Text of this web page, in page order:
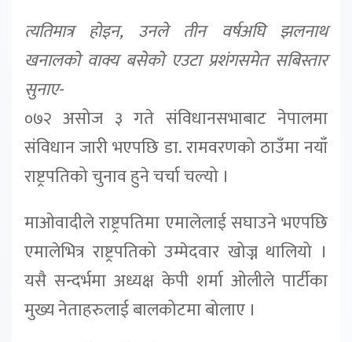
त्यतिमात्र होइन, उनले तीन वर्षअघि झलनाथ
खनालको वाक्य बसेको एउटा प्रशंगसमेत सबिस्तार
सुनाए-
०७२ असोज ३ गते संविधानसभाबाट नेपालमा
संविधान जारी भएपछि डा. रामवरणको ठाउँमा नयाँ
राष्ट्रपतिको चुनाव हुने चर्चा चल्यो ।
माओवादीले राष्ट्रपतिमा एमालेलाई सघाउने भएपछि
एमालेभित्र राष्ट्रपतिको उम्मेदवार खोज्न थालियो ।
यसै सन्दर्भमा अध्यक्ष केपी शर्मा ओलीले पार्टीका
मुख्य नेताहरुलाई बालकोटमा बोलाए ।